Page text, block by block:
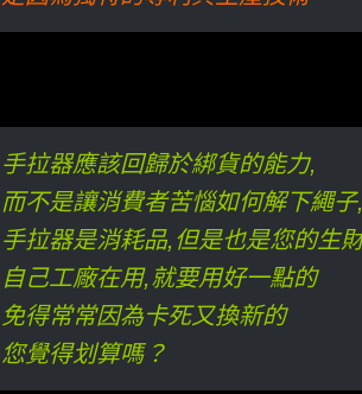
手拉器應該回歸於綁貨的能力,
而不是讓消費者苦惱如何解下繩子,
手拉器是消耗品,但是也是您的生
自己工廠在用,就要用好一點的
免得常常因為卡死又換新的
您覺得划算嗎？